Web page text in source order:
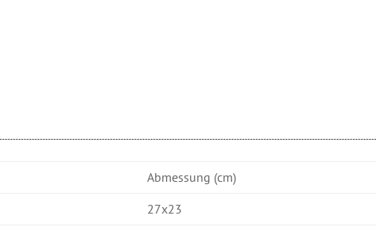
Abmessung (cm)
27x23